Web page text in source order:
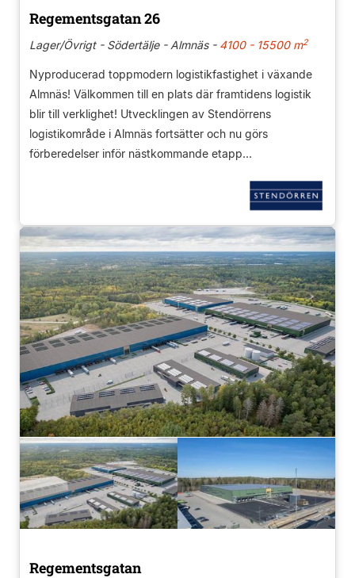
Regementsgatan 26
Lager/Övrigt - Södertälje - Almnäs -4100 - 15500 m2
Nyproducerad toppmodern logistikfastighet i växande
Almnäs! Välkommen till en plats där framtidens logistik
blir till verklighet! Utvecklingen av Stendörrens
logistikområde i Almnäs fortsätter och nu görs
förberedelser inför nästkommande etapp...
Regementsgatan